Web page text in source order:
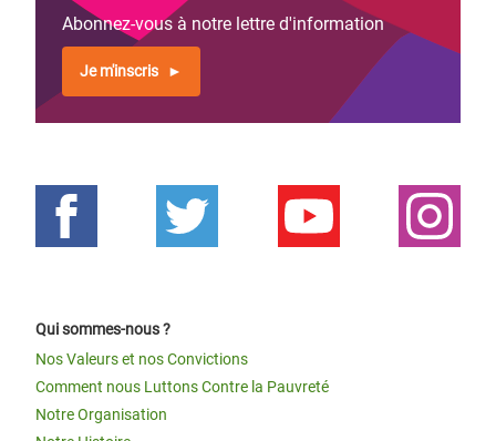
Abonnez-vous à notre lettre d'information
Je m'inscris
Qui sommes-nous ?
Nos Valeurs et nos Convictions
Comment nous Luttons Contre la Pauvreté
Notre Organisation